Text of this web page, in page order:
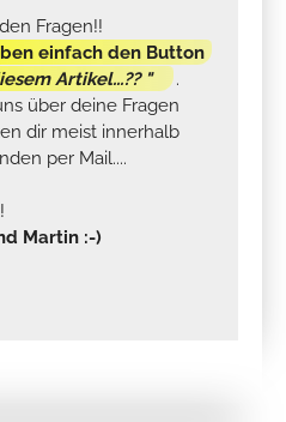
Fragen!!
einfach den Button
Artikel...?? "
.
über deine Fragen
dir meist innerhalb
per Mail....
Martin :-)